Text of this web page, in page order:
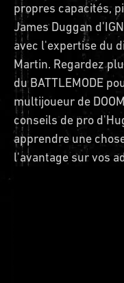
propres capacités,
James Duggan
avec l'expertise du
Martin. Regardez
du BATTLEMODE
multijoueur de
conseils de pro
apprendre une
l'avantage sur vos